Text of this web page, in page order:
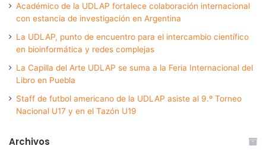
Académico de la UDLAP fortalece colaboración internacional
con estancia de investigación en Argentina
La UDLAP, punto de encuentro para el intercambio científico
en bioinformática y redes complejas
La Capilla del Arte UDLAP se suma a la Feria Internacional del
Libro en Puebla
Staff de futbol americano de la UDLAP asiste al 9.º Torneo
Nacional U17 y en el Tazón U19
Archivos